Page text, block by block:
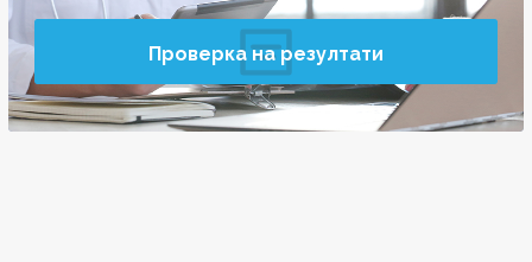
Проверка на резултати